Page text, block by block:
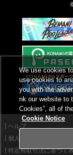
ヘルプ
個人情報等保護方針
特定商取引法に基づく
We use cookies
use cookies to
you with the
nk our website to
Cookies”, all of
Cookie Notice